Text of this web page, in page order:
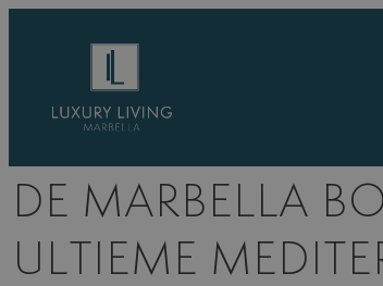
DE MARBELLA
ULTIEME